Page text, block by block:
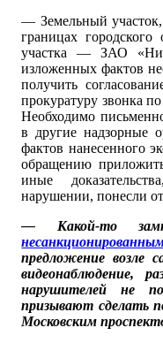
— Земельный участок,
границах городского
участка — ЗАО
изложенных фактов
получить
прокуратуру звонка
Необходимо
в другие надзорные
фактов нанесенного
обращению
иные
нарушении, понесли
— Какой-то
предложение возле
видеонаблюдение,
нарушителей не
призывают сделать
Московским